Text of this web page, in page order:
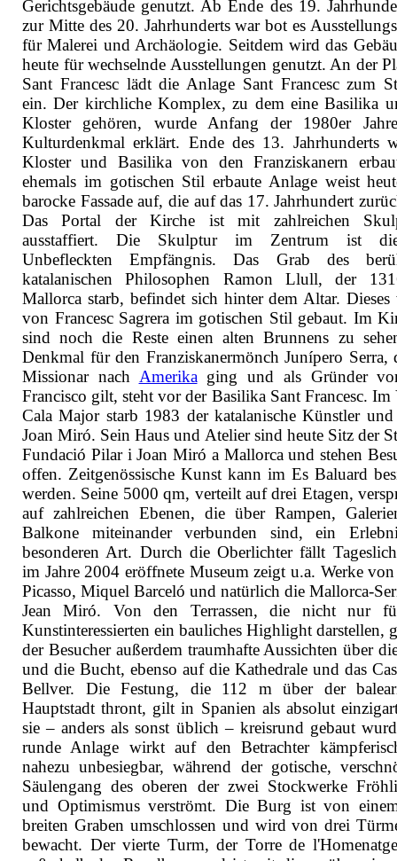
Gerichtsgebäude genutzt. Ab Ende des 19.
zur Mitte des 20. Jahrhunderts war bot es
für Malerei und Archäologie. Seitdem wird das
heute für wechselnde Ausstellungen genutzt. An der
Sant Francesc lädt die Anlage Sant Francesc zum
ein. Der kirchliche Komplex, zu dem eine Basilika
Kloster gehören, wurde Anfang der 1980er
Kulturdenkmal erklärt. Ende des 13. Jahrhunderts
Kloster und Basilika von den Franziskanern
ehemals im gotischen Stil erbaute Anlage weist
barocke Fassade auf, die auf das 17. Jahrhundert
Das Portal der Kirche ist mit zahlreichen
ausstaffiert. Die Skulptur im Zentrum ist
Unbefleckten Empfängnis. Das Grab des
katalanischen Philosophen Ramon Llull, der
Mallorca starb, befindet sich hinter dem Altar. Dieses
von Francesc Sagrera im gotischen Stil gebaut. Im
sind noch die Reste einen alten Brunnens zu
Denkmal für den Franziskanermönch Junípero Serra,
Missionar nach Amerikaging und als Gründer
Francisco gilt, steht vor der Basilika Sant Francesc. Im
Cala Major starb 1983 der katalanische Künstler
Joan Miró. Sein Haus und Atelier sind heute Sitz der
Fundació Pilar i Joan Miró a Mallorca und stehen
offen. Zeitgenössische Kunst kann im Es Baluard
werden. Seine 5000 qm, verteilt auf drei Etagen,
auf zahlreichen Ebenen, die über Rampen,
Balkone miteinander verbunden sind, ein
besonderen Art. Durch die Oberlichter fällt
im Jahre 2004 eröffnete Museum zeigt u.a. Werke
Picasso, Miquel Barceló und natürlich die Mallorca-
Jean Miró. Von den Terrassen, die nicht nur
Kunstinteressierten ein bauliches Highlight darstellen,
der Besucher außerdem traumhafte Aussichten über
und die Bucht, ebenso auf die Kathedrale und das
Bellver. Die Festung, die 112 m über der
Hauptstadt thront, gilt in Spanien als absolut
sie – anders als sonst üblich – kreisrund gebaut
runde Anlage wirkt auf den Betrachter
nahezu unbesiegbar, während der gotische,
Säulengang des oberen der zwei Stockwerke
und Optimismus verströmt. Die Burg ist von
breiten Graben umschlossen und wird von drei
bewacht. Der vierte Turm, der Torre de